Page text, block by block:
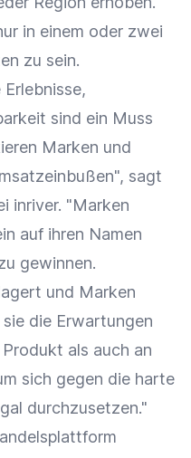
in einem oder zwei
zu sein.
sind ein Muss
Marken und
sagt
inriver. "Marken
auf ihren Namen
gewinnen.
und Marken
die Erwartungen
als auch an
sich gegen die harte
durchzusetzen."